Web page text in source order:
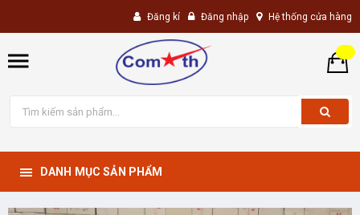
Đăng kí Đăng nhập Hệ thống cửa hàng
DANH MỤC SẢN PHẨM